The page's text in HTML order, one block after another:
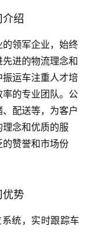
介绍
领军企业，始终
进的物流理念和
运车注重人才培
的专业团队。公
配送等，为客户
念和优质的服
赞誉和市场份
优势
统，实时跟踪车